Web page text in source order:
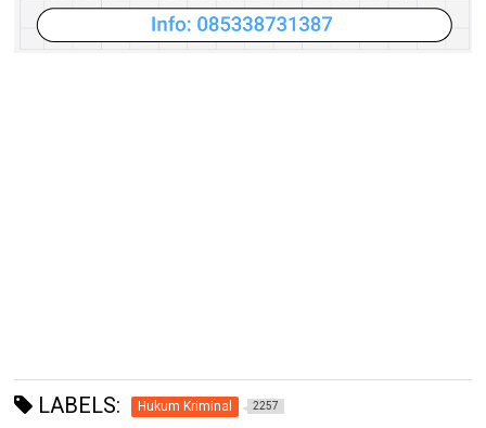
LABELS: Hukum Kriminal 2257